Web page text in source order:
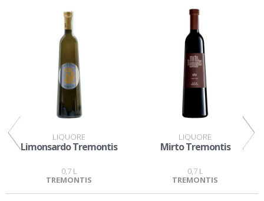
LIQUORE
Limonsardo Tremontis
0,7 L
TREMONTIS
LIQUORE
Mirto Tremontis
0,7 L
TREMONTIS